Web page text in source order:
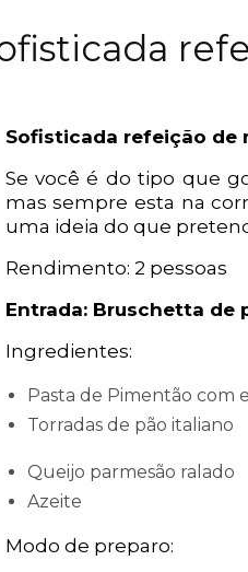
Sofisticada refeição de
Se você é do tipo que
mas sempre esta na
uma ideia do que
Rendimento: 2 pessoas
Entrada: Bruschetta de
Ingredientes:
Pasta de Pimentão com
Torradas de pão italiano
Queijo parmesão ralado
Azeite
Modo de preparo: